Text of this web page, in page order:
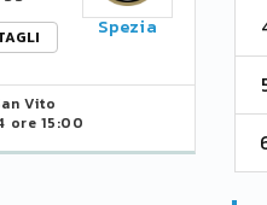
Spezia
Vito
ore 15:00
38 67
38 60